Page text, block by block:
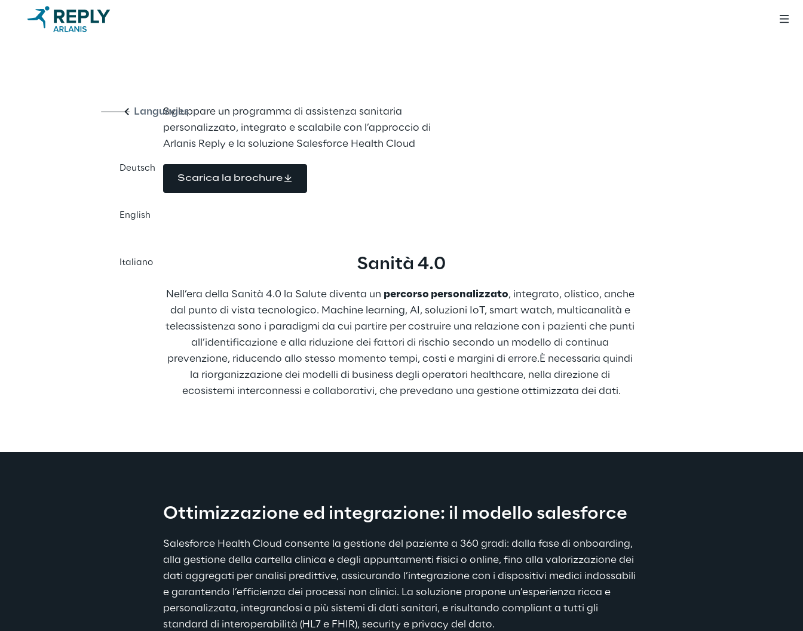
Languages
Deutsch
English
Italiano
Sviluppare un programma di assistenza sanitaria
personalizzato, integrato e scalabile con l’approccio di
Arlanis Reply e la soluzione Salesforce Health Cloud
Scarica la brochure
Sanità 4.0
Nell’era della Sanità 4.0 la Salute diventa un percorso personalizzato, integrato, olistico, anche
dal punto di vista tecnologico. Machine learning, AI, soluzioni IoT, smart watch, multicanalità e
teleassistenza sono i paradigmi da cui partire per costruire una relazione con i pazienti che punti
all’identificazione e alla riduzione dei fattori di rischio secondo un modello di continua
prevenzione, riducendo allo stesso momento tempi, costi e margini di errore.È necessaria quindi
la riorganizzazione dei modelli di business degli operatori healthcare, nella direzione di
ecosistemi interconnessi e collaborativi, che prevedano una gestione ottimizzata dei dati.
Ottimizzazione ed integrazione: il modello salesforce
Salesforce Health Cloud consente la gestione del paziente a 360 gradi: dalla fase di onboarding,
alla gestione della cartella clinica e degli appuntamenti fisici o online, fino alla valorizzazione dei
dati aggregati per analisi predittive, assicurando l’integrazione con i dispositivi medici indossabili
e garantendo l’efficienza dei processi non clinici. La soluzione propone un’esperienza ricca e
personalizzata, integrandosi a più sistemi di dati sanitari, e risultando compliant a tutti gli
standard di interoperabilità (HL7 e FHIR), security e privacy del dato.